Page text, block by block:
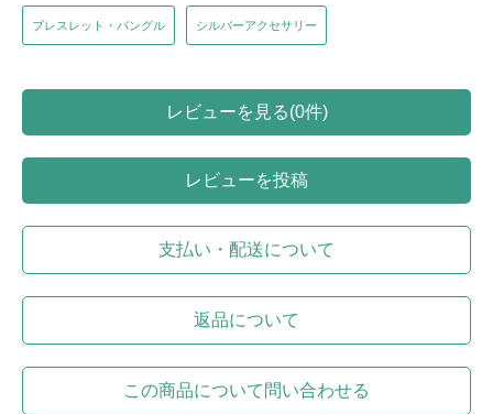
ブレスレット・バングル シルバーアクセサリー
レビューを見る(0件)
レビューを投稿
支払い・配送について
返品について
この商品について問い合わせる